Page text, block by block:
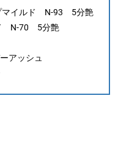
プマイルド N-93 5分艶
ド N-70 5分艶
アッシュ